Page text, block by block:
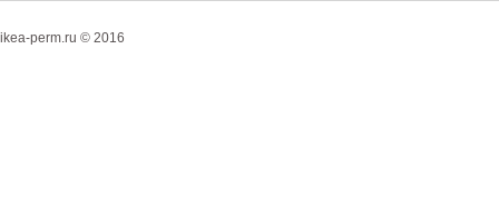
ikea-perm.ru © 2016